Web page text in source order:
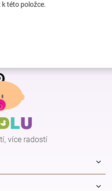
k této položce.
více radostí